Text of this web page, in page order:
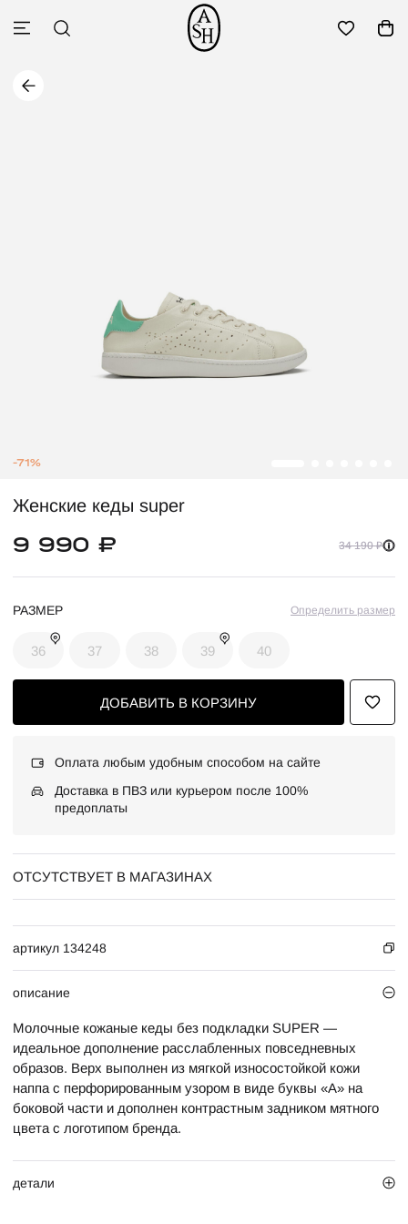
-71%
Женские кеды super
9 990 ₽ 34 190 ₽
РАЗМЕР Определить размер
36 37 38 39 40
ДОБАВИТЬ В КОРЗИНУ
Оплата любым удобным способом на сайте
Доставка в ПВЗ или курьером после 100%
предоплаты
ОТСУТСТВУЕТ В МАГАЗИНАХ
артикул 134248
описание
Молочные кожаные кеды без подкладки SUPER —
идеальное дополнение расслабленных повседневных
образов. Верх выполнен из мягкой износостойкой кожи
наппа с перфорированным узором в виде буквы «А» на
боковой части и дополнен контрастным задником мятного
цвета с логотипом бренда.
детали